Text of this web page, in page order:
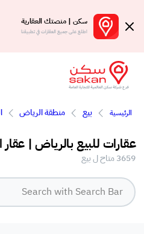
سكن | منصتك العقارية
اطلع على جميع العقارات في تطبيقنا
الرئيسية بيع منطقة الرياض
عقارات للبيع بالرياض | عقار
3659 متاح ل بيع